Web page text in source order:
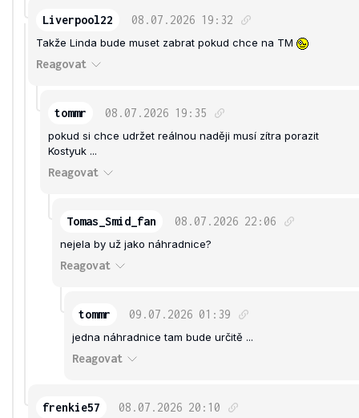
Liverpool22 08.07.2026 19:32
Takže Linda bude muset zabrat pokud chce na TM
Reagovat
tommr 08.07.2026 19:35
pokud si chce udržet reálnou naději musí zítra porazit
Kostyuk ...
Reagovat
Tomas_Smid_fan 08.07.2026 22:06
nejela by už jako náhradnice?
Reagovat
tommr 09.07.2026 01:39
jedna náhradnice tam bude určitě ...
Reagovat
frenkie57 08.07.2026 20:10